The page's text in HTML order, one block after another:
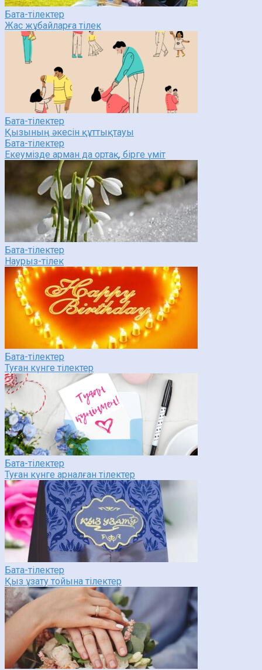
Бата-тілектер
Жас жұбайларға тілек
Бата-тілектер
Қызының әкесін құттықтауы
Бата-тілектер
Екеумізде арман да ортақ, бірге үміт
Бата-тілектер
Наурыз-тілек
Бата-тілектер
Туған күнге тілектер
Бата-тілектер
Туған күнге арналған тілектер
Бата-тілектер
Қыз ұзату тойына тілектер